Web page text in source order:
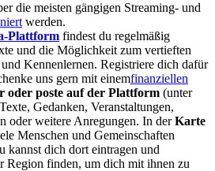
die meisten gängigen Streaming- und
werden.
Plattform findest du regelmäßig
und die Möglichkeit zum vertieften
Kennenlernen. Registriere dich dafür
uns gern mit einemfinanziellen
oder poste auf der Plattform (unter
Gedanken, Veranstaltungen,
oder weitere Anregungen. In der Karte
Menschen und Gemeinschaften
kannst dich dort eintragen und
Region finden, um dich mit ihnen zu